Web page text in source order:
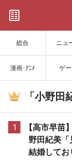
総合 ニュ
漫画･ｱﾆﾒ ゲ
「小野
1
【高市早苗
野田紀美「
結婚して